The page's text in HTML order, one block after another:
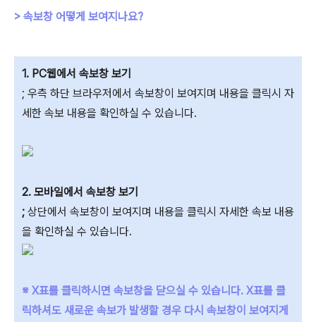
> 속보창 어떻게 보여지나요?
1. PC웹에서 속보창 보기
; 우측 하단 브라우저에서 속보창이 보여지며 내용을 클릭시 자
세한 속보 내용을 확인하실 수 있습니다.
2. 모바일에서 속보창 보기
; 상단에서 속보창이 보여지며 내용을 클릭시 자세한 속보 내용
을 확인하실 수 있습니다.
※ X표를 클릭하시면 속보창을 닫으실 수 있습니다. X표를 클
릭하셔도 새로운 속보가 발생할 경우 다시 속보창이 보여지게